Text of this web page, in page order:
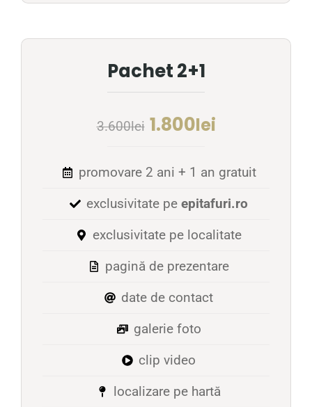
Pachet 2+1
3.600lei 1.800lei
promovare 2 ani + 1 an gratuit
exclusivitate pe epitafuri.ro
exclusivitate pe localitate
pagină de prezentare
date de contact
galerie foto
clip video
localizare pe hartă